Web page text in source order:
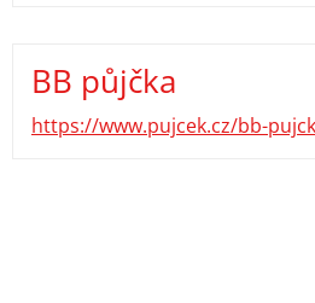
BB půjčka
https://www.pujcek.cz/bb-